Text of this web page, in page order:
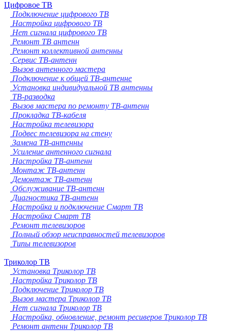
Цифровое ТВ
Подключение цифрового ТВ
Настройка цифрового ТВ
Нет сигнала цифрового ТВ
Ремонт ТВ антенн
Ремонт коллективной антенны
Сервис ТВ-антенн
Вызов антенного мастера
Подключение к общей ТВ-антенне
Установка индивидуальной ТВ антенны
ТВ-разводка
Вызов мастера по ремонту ТВ-антенн
Прокладка ТВ-кабеля
Настройка телевизора
Подвес телевизора на стену
Замена ТВ-антенны
Усиление антенного сигнала
Настройка ТВ-антенн
Монтаж ТВ-антенн
Демонтаж ТВ-антенн
Обслуживание ТВ-антенн
Диагностика ТВ-антенн
Настройка и подключение Смарт ТВ
Настройка Смарт ТВ
Ремонт телевизоров
Полный обзор неисправностей телевизоров
Типы телевизоров
Триколор ТВ
Установка Триколор ТВ
Настройка Триколор ТВ
Подключение Триколор ТВ
Вызов мастера Триколор ТВ
Нет сигнала Триколор ТВ
Настройка, обновление, ремонт ресиверов Триколор ТВ
Ремонт антенн Триколор ТВ